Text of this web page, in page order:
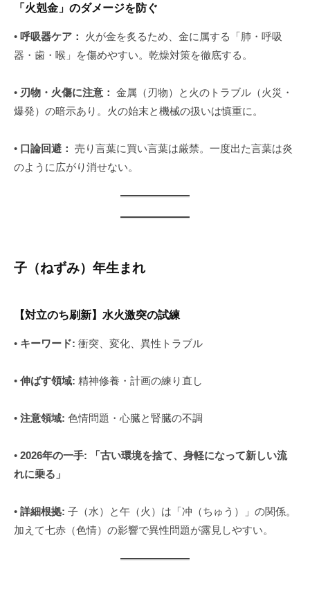
「火剋金」のダメージを防ぐ
• 呼吸器ケア：
火が金を炙るため、金に属する「肺・呼吸
器・歯・喉」を傷めやすい。乾燥対策を徹底する。
• 刃物・火傷に注意： 金属（刃物）と火のトラブル（火災・
爆発）の暗示あり。火の始末と機械の扱いは慎重に。
• 口論回避： 売り言葉に買い言葉は厳禁。一度出た言葉は炎
のように広がり消せない。
子（ねずみ）年生まれ
【対立のち刷新】水火激突の試練
• キーワード: 衝突、変化、異性トラブル
• 伸ばす領域: 精神修養・計画の練り直し
• 注意領域: 色情問題・心臓と腎臓の不調
• 2026年の一手:
「古い環境を捨て、身軽になって新しい流
れに乗る」
• 詳細根拠: 子（水）と午（火）は「冲（ちゅう）」の関係。
加えて七赤（色情）の影響で異性問題が露見しやすい。